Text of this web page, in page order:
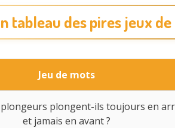
tableau des pires jeux
Jeu de mots
plongent-ils toujours en
et jamais en avant ?